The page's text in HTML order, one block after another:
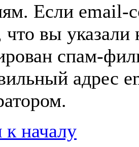
Если email-
вы
спам-
адрес
к началу